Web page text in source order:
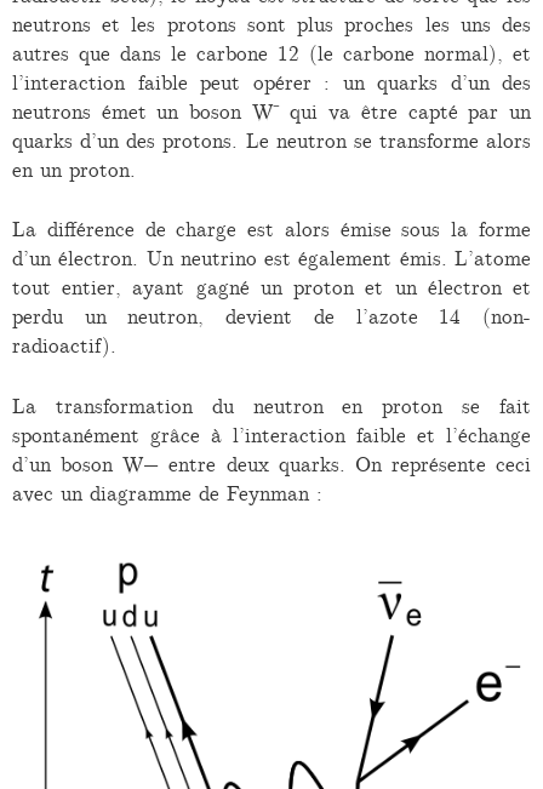
neutrons et les protons sont plus proches les uns des
autres que dans le carbone 12 (le carbone normal), et
l’interaction faible peut opérer : un quarks d’un des
neutrons émet un boson W⁻ qui va être capté par un
quarks d’un des protons. Le neutron se transforme alors
en un proton.
La différence de charge est alors émise sous la forme
d’un électron. Un neutrino est également émis. L’atome
tout entier, ayant gagné un proton et un électron et
perdu un neutron, devient de l’azote 14 (non-
radioactif).
La transformation du neutron en proton se fait
spontanément grâce à l’interaction faible et l’échange
d’un boson W− entre deux quarks. On représente ceci
avec un diagramme de Feynman :